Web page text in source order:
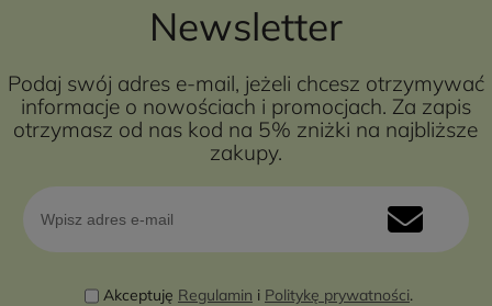
Newsletter
Podaj swój adres e-mail, jeżeli chcesz otrzymywać
informacje o nowościach i promocjach. Za zapis
otrzymasz od nas kod na 5% zniżki na najbliższe
zakupy.
Akceptuję Regulamin i Politykę prywatności.